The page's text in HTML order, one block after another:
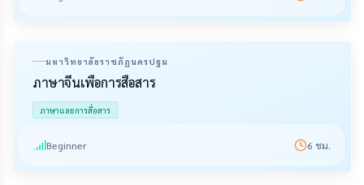
มหาวิทยาลัยราชภัฏนครปฐม
ภาษาจีนเพื่อการสื่อสาร
ภาษาและการสื่อสาร
Beginner 6 ชม.